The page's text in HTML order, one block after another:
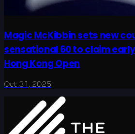
Magic McKibbin sets new
sensational 60 to claim
Hong Kong Open
Oct 31, 2025